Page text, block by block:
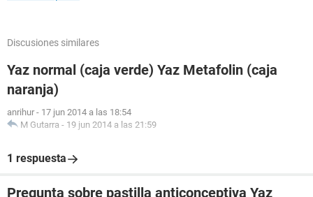
Discusiones similares
Yaz normal (caja verde) Yaz Metafolin (caja
naranja)
anrihur - 17 jun 2014 a las 18:54
M Gutarra - 19 jun 2014 a las 21:59
1 respuesta
Pregunta sobre pastilla anticonceptiva Yaz